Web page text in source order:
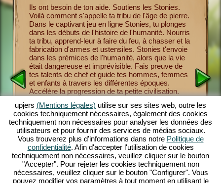
le
tes
et
de jeu
Ils ont besoin de ton aide. Soutiens les Stonies.
Voilà comment s'appelle ta tribu de l'âge de pierre.
Dans le captivant jeu en ligne Stonies, tu plonges
dans les débuts de l'histoire de l'humanité. Nourris
ta tribu, apprend-leur à faire du feu, à chasser et la
fabrication d'armes et ustensiles. Stonies t'envoie
dans les prémices de l'humanité, alors que la vie
était dangereuse et imprévisible. Fais preuve de
tes talents de chef et guide tes hommes, femmes
et enfants à travers les différentes époques.
Accélère la progression de ta petite civilisation.
montre que tu es un chef énergique. Le
divertissant jeu de préhistoire propose des
possibilités d'aménagements variées, des
graphismes exceptionnels, style BD 3D, mais
aussi de passionnantes missions à entreprendre
avec ta tribu. Viens jouer!
débuts
Que ce
lieux
jeu de
Stonies
Entre
les
upjers (Mentions légales) utilise sur ses sites web, outre les
cookies techniquement nécessaires, également des cookies
techniquement non nécessaires pour analyser les données des
utilisateurs et pour fournir des services de médias sociaux.
Vous trouverez plus d'informations dans notre Politique de
confidentialité. Afin d'accepter l'utilisation de cookies
techniquement non nécessaires, veuillez cliquer sur le bouton
"Accepter". Pour rejeter les cookies techniquement non
nécessaires, veuillez cliquer sur le bouton "Configurer". Vous
pouvez modifier vos paramètres à tout moment en utilisant le